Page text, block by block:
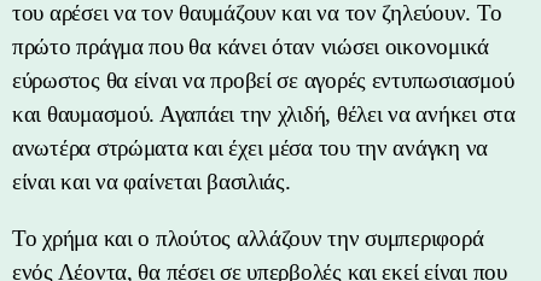
του αρέσει να τον θαυμάζουν και να τον ζηλεύουν. Το
πρώτο πράγμα που θα κάνει όταν νιώσει οικονομικά
εύρωστος θα είναι να προβεί σε αγορές εντυπωσιασμού
και θαυμασμού. Αγαπάει την χλιδή, θέλει να ανήκει στα
ανωτέρα στρώματα και έχει μέσα του την ανάγκη να
είναι και να φαίνεται βασιλιάς.
Το χρήμα και ο πλούτος αλλάζουν την συμπεριφορά
ενός Λέοντα, θα πέσει σε υπερβολές και εκεί είναι που